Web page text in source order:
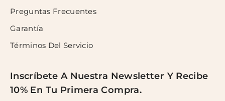
Preguntas Frecuentes
Garantía
Términos Del Servicio
Inscríbete A Nuestra Newsletter Y Recibe
10% En Tu Primera Compra.